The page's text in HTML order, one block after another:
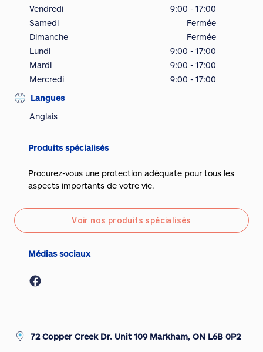
Vendredi
9:00 - 17:00
Samedi
Fermée
Dimanche
Fermée
Lundi
9:00 - 17:00
Mardi
9:00 - 17:00
Mercredi
9:00 - 17:00
Langues
Anglais
Produits spécialisés
Procurez-vous une protection adéquate pour tous les
aspects importants de votre vie.
Voir nos produits spécialisés
Médias sociaux
72 Copper Creek Dr. Unit 109 Markham, ON L6B 0P2